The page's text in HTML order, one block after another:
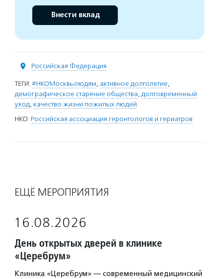
Внести вклад
Российская Федерация
ТЕГИ: #НКОМосквылюдям, активное долголетие,
демографическое старение общества, долговременный
уход, качество жизни пожилых людей
НКО: Российская ассоциация геронтологов и гериатров
ЕЩЁ МЕРОПРИЯТИЯ
16.08.2026
День открытых дверей в клинике
«Церебрум»
Клиника «Церебрум» — современный медицинский